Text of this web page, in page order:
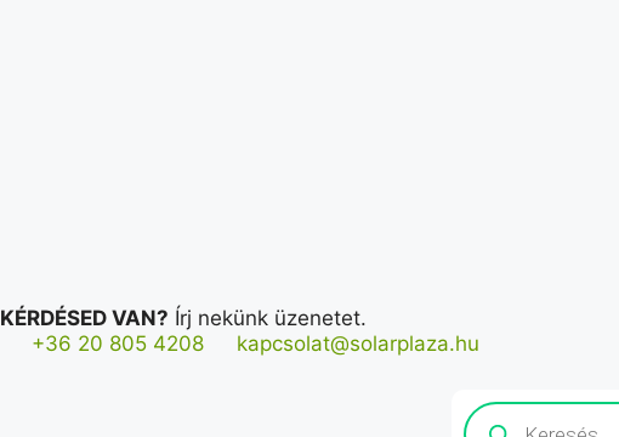
KÉRDÉSED VAN? Írj nekünk üzenetet.
+36 20 805 4208
kapcsolat@solarplaza.hu